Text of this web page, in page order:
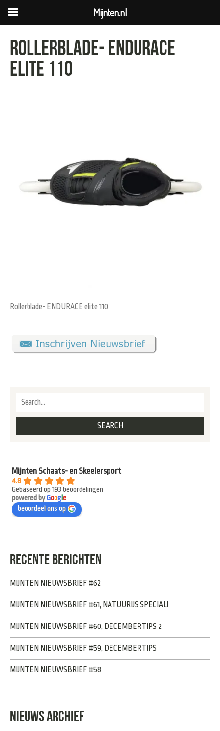
Rollerblade- ENDURACE
elite 110
Rollerblade- ENDURACE elite 110
Mijnten Schaats- en Skeelersport
4.8
Gebaseerd op 193 beoordelingen
powered byGooge
beoordeel ons op
RECENTE BERICHTEN
MIJNTEN NIEUWSBRIEF #62
MIJNTEN NIEUWSBRIEF #61, NATUURIJS SPECIAL!
MIJNTEN NIEUWSBRIEF #60, DECEMBERTIPS 2
MIJNTEN NIEUWSBRIEF #59, DECEMBERTIPS
MIJNTEN NIEUWSBRIEF #58
NIEUWS ARCHIEF
Mijnten.nl